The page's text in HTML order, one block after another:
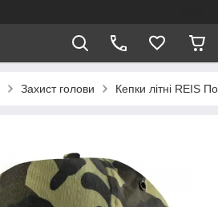
Захист голови Кепки літні REIS